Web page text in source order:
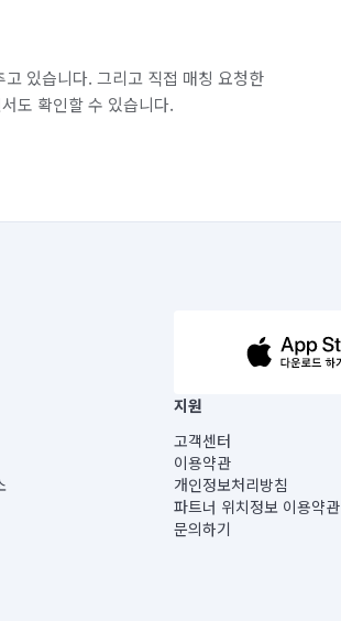
있습니다. 그리고 직접 매칭 요청한
도 확인할 수 있습니다.
|
지원
고객센터
이용약관
개인정보처리방침
파트너 위치정보 이용약관
문의하기